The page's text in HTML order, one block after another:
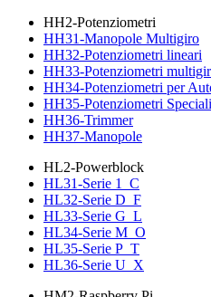
HH2-Potenziometri
HH31-Manopole Multigiro
HH32-Potenziometri lineari
HH33-Potenziometri
HH34-Potenziometri per
HH35-Potenziometri Speciali
HH36-Trimmer
HH37-Manopole
HL2-Powerblock
HL31-Serie 1_C
HL32-Serie D_F
HL33-Serie G_L
HL34-Serie M_O
HL35-Serie P_T
HL36-Serie U_X